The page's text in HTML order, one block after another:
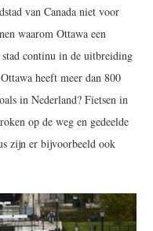
van Canada niet voor
waarom Ottawa een
continu in de uitbreiding
heeft meer dan 800
in Nederland? Fietsen in
op de weg en gedeelde
zijn er bijvoorbeeld ook